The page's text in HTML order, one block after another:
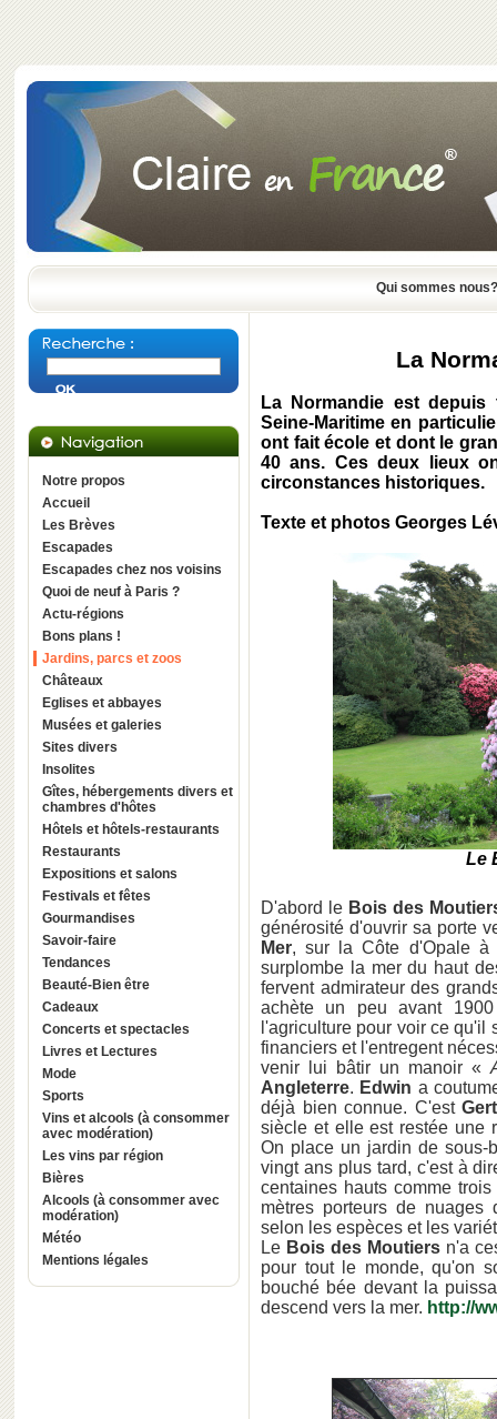
Qui sommes nous?
Notre propos
Accueil
Les Brèves
Escapades
Escapades chez nos voisins
Quoi de neuf à Paris ?
Actu-régions
Bons plans !
Jardins, parcs et zoos
Châteaux
Eglises et abbayes
Musées et galeries
Sites divers
Insolites
Gîtes, hébergements divers et
chambres d'hôtes
Hôtels et hôtels-restaurants
Restaurants
Expositions et salons
Festivals et fêtes
Gourmandises
Savoir-faire
Tendances
Beauté-Bien être
Cadeaux
Concerts et spectacles
Livres et Lectures
Mode
Sports
Vins et alcools (à consommer
avec modération)
Les vins par région
Bières
Alcools (à consommer avec
modération)
Météo
Mentions légales
La
La Normandie est
Seine-Maritime en
ont fait école et dont le
40 ans. Ces deux lieux
circonstances historiques.
Texte et photos Georges
Le
D'abord le Bois des
générosité d'ouvrir sa porte
Mer, sur la Côte d'Opale
surplombe la mer du haut
fervent admirateur des
achète un peu avant
l'agriculture pour voir ce qu'il
financiers et l'entregent
venir lui bâtir un manoir «
Angleterre. Edwin a
déjà bien connue. C'est
siècle et elle est restée une
On place un jardin de sous-
vingt ans plus tard, c'est à
centaines hauts comme
mètres porteurs de nuages
selon les espèces et les
Le Bois des Moutiers n'a
pour tout le monde, qu'on
bouché bée devant la
descend vers la mer. http://